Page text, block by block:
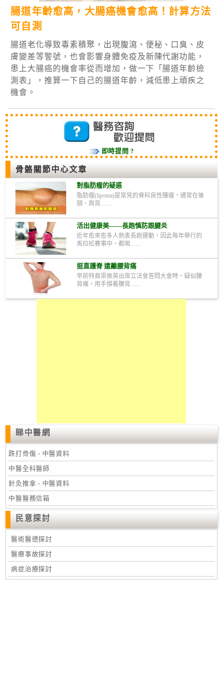
腸道年齡愈高，大腸癌機會愈高！計算方法
可自測
腸道老化導致毒素積聚，出現腹瀉、便秘、口臭、皮
膚變差等警號，也會影響身體免疫及新陳代謝功能，
患上大腸癌的機會率從而增加，做一下「腸道年齡檢
測表」，推算一下自己的腸道年齡，減低患上頑疾之
機會。
即時提問 ?
骨骼關節中心文章
對脂肪瘤的疑惑
脂肪瘤(lipoma)是常見的骨科良性腫瘤，通常在後
頸、肩背.......
活出健康美——長跑慎防跟腱炎
近年愈來愈多人熱衷長跑運動，因此每年舉行的
馬拉松賽事中，都吸.......
挺直護脊 遠離腰背痛
早前特首梁振英出席立法會答問大會時，疑似腰
背痛，用手撐着腰背.......
睇中醫網
跌打骨傷 - 中醫資料
中醫全科醫師
針灸推拿 - 中醫資料
中醫醫務信箱
民意探討
醫術醫德探討
醫療事故探討
病症治療探討